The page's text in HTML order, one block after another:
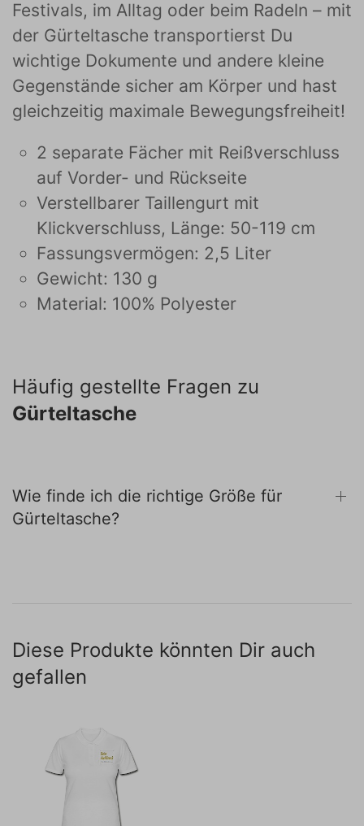
Festivals, im Alltag oder beim Radeln – mit
der Gürteltasche transportierst Du
wichtige Dokumente und andere kleine
Gegenstände sicher am Körper und hast
gleichzeitig maximale Bewegungsfreiheit!
2 separate Fächer mit Reißverschluss
auf Vorder- und Rückseite
Verstellbarer Taillengurt mit
Klickverschluss, Länge: 50-119 cm
Fassungsvermögen: 2,5 Liter
Gewicht: 130 g
Material: 100% Polyester
Häufig gestellte Fragen zu
Gürteltasche
Wie finde ich die richtige Größe für
Gürteltasche?
Diese Produkte könnten Dir auch
gefallen